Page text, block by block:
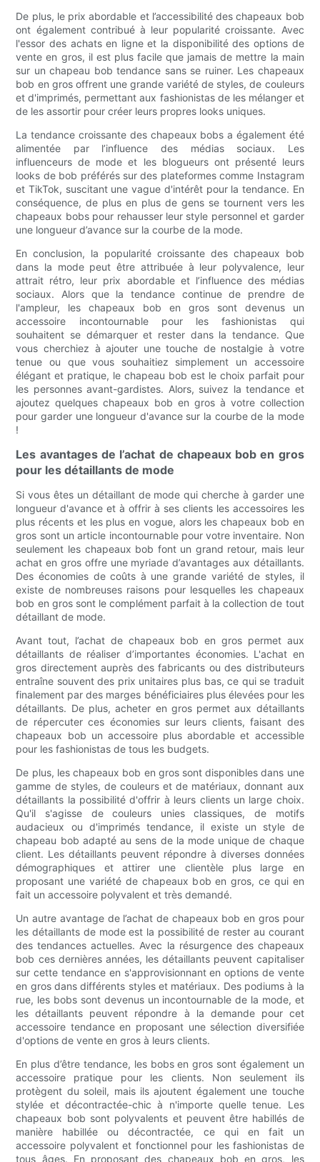
De plus, le prix abordable et l’accessibilité des chapeaux bob
ont également contribué à leur popularité croissante. Avec
l'essor des achats en ligne et la disponibilité des options de
vente en gros, il est plus facile que jamais de mettre la main
sur un chapeau bob tendance sans se ruiner. Les chapeaux
bob en gros offrent une grande variété de styles, de couleurs
et d'imprimés, permettant aux fashionistas de les mélanger et
de les assortir pour créer leurs propres looks uniques.
La tendance croissante des chapeaux bobs a également été
alimentée par l’influence des médias sociaux. Les
influenceurs de mode et les blogueurs ont présenté leurs
looks de bob préférés sur des plateformes comme Instagram
et TikTok, suscitant une vague d'intérêt pour la tendance. En
conséquence, de plus en plus de gens se tournent vers les
chapeaux bobs pour rehausser leur style personnel et garder
une longueur d’avance sur la courbe de la mode.
En conclusion, la popularité croissante des chapeaux bob
dans la mode peut être attribuée à leur polyvalence, leur
attrait rétro, leur prix abordable et l’influence des médias
sociaux. Alors que la tendance continue de prendre de
l'ampleur, les chapeaux bob en gros sont devenus un
accessoire incontournable pour les fashionistas qui
souhaitent se démarquer et rester dans la tendance. Que
vous cherchiez à ajouter une touche de nostalgie à votre
tenue ou que vous souhaitiez simplement un accessoire
élégant et pratique, le chapeau bob est le choix parfait pour
les personnes avant-gardistes. Alors, suivez la tendance et
ajoutez quelques chapeaux bob en gros à votre collection
pour garder une longueur d'avance sur la courbe de la mode
!
Les avantages de l’achat de chapeaux bob en gros
pour les détaillants de mode
Si vous êtes un détaillant de mode qui cherche à garder une
longueur d'avance et à offrir à ses clients les accessoires les
plus récents et les plus en vogue, alors les chapeaux bob en
gros sont un article incontournable pour votre inventaire. Non
seulement les chapeaux bob font un grand retour, mais leur
achat en gros offre une myriade d’avantages aux détaillants.
Des économies de coûts à une grande variété de styles, il
existe de nombreuses raisons pour lesquelles les chapeaux
bob en gros sont le complément parfait à la collection de tout
détaillant de mode.
Avant tout, l’achat de chapeaux bob en gros permet aux
détaillants de réaliser d’importantes économies. L'achat en
gros directement auprès des fabricants ou des distributeurs
entraîne souvent des prix unitaires plus bas, ce qui se traduit
finalement par des marges bénéficiaires plus élevées pour les
détaillants. De plus, acheter en gros permet aux détaillants
de répercuter ces économies sur leurs clients, faisant des
chapeaux bob un accessoire plus abordable et accessible
pour les fashionistas de tous les budgets.
De plus, les chapeaux bob en gros sont disponibles dans une
gamme de styles, de couleurs et de matériaux, donnant aux
détaillants la possibilité d'offrir à leurs clients un large choix.
Qu'il s'agisse de couleurs unies classiques, de motifs
audacieux ou d'imprimés tendance, il existe un style de
chapeau bob adapté au sens de la mode unique de chaque
client. Les détaillants peuvent répondre à diverses données
démographiques et attirer une clientèle plus large en
proposant une variété de chapeaux bob en gros, ce qui en
fait un accessoire polyvalent et très demandé.
Un autre avantage de l’achat de chapeaux bob en gros pour
les détaillants de mode est la possibilité de rester au courant
des tendances actuelles. Avec la résurgence des chapeaux
bob ces dernières années, les détaillants peuvent capitaliser
sur cette tendance en s'approvisionnant en options de vente
en gros dans différents styles et matériaux. Des podiums à la
rue, les bobs sont devenus un incontournable de la mode, et
les détaillants peuvent répondre à la demande pour cet
accessoire tendance en proposant une sélection diversifiée
d'options de vente en gros à leurs clients.
En plus d’être tendance, les bobs en gros sont également un
accessoire pratique pour les clients. Non seulement ils
protègent du soleil, mais ils ajoutent également une touche
stylée et décontractée-chic à n'importe quelle tenue. Les
chapeaux bob sont polyvalents et peuvent être habillés de
manière habillée ou décontractée, ce qui en fait un
accessoire polyvalent et fonctionnel pour les fashionistas de
tous âges. En proposant des chapeaux bob en gros, les